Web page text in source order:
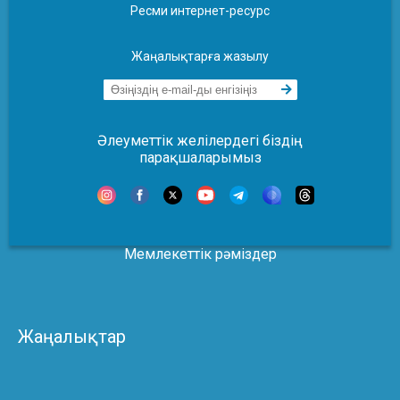
Ресми интернет-ресурс
Жаңалықтарға жазылу
Әлеуметтік желілердегі біздің
парақшаларымыз
Мемлекеттік рәміздер
Жаңалықтар